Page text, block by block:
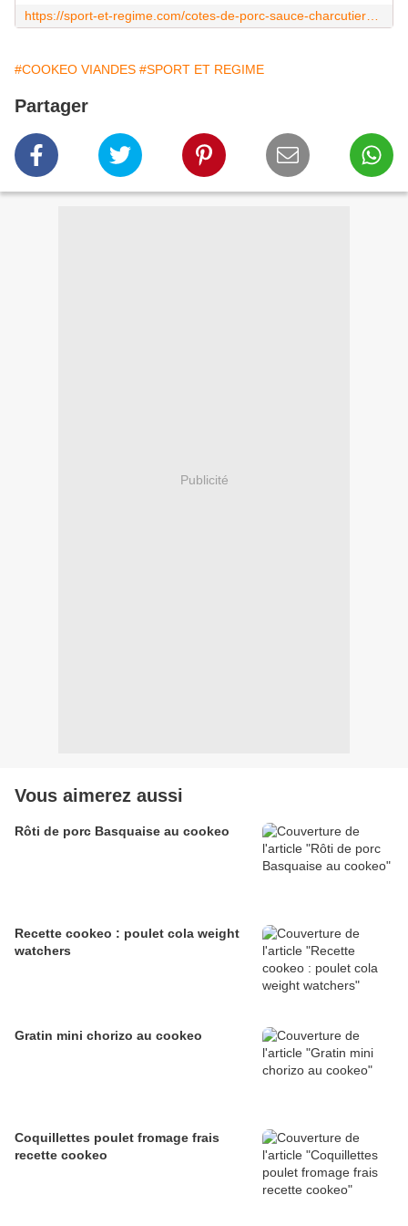
#COOKEO VIANDES #SPORT ET REGIME
Partager
Publicité
Vous aimerez aussi
Rôti de porc Basquaise au cookeo
Recette cookeo : poulet cola weight
watchers
Gratin mini chorizo au cookeo
Coquillettes poulet fromage frais
recette cookeo